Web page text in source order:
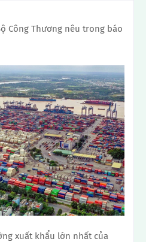
Công Thương nêu trong báo
xuất khẩu lớn nhất của